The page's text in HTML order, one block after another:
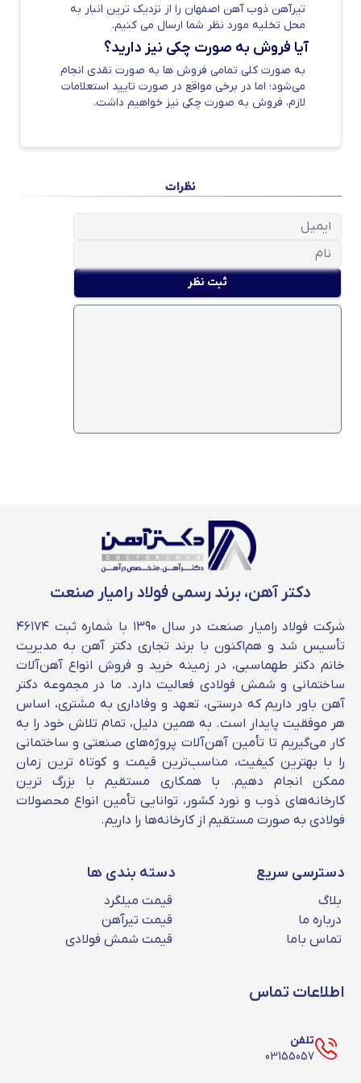
22 اشاره کرد.
عوامل موثر بر قیمت تیرآهن ذوبی
قیمت تیرآهن اصفهان در بازار ایران به عوامل
متعددی بستگی دارد که از جمله مهمترین عوامل
عوامل موثر بر قیمت آهن آلات
اصفهان بر اساس اندازه محصول تغییر می‌کند.
محصولات تولید شده در این کارخانه از جمله
مشاهده کنید. این علامت نشان دهنده کیفیت،
اصالت و برند کارخانه ذوب آهن است.
قیمت تیرآهن 14 ذوب آهن
یکی از پرکاربرد ترین تیرآهن‌های ذوبی،
تیرآهن 14
ذوب آهناست. از آنجایی که این سایز از تیرآهن
وزن متوسطی دارد در پروژه‌های مختلف مورد
استفاده قرار می‌گیرد. یکی از ویژگی‌های
تیرآهن‌های ذوب آهن، نزدیک بودن وزن آنها به
جدول اشتال است. شما می‌توانید برای اطلاع از
قیمت تیرآهن 14 ذوب آهن با کارشناسان ما
قیمت تیرآهن 16 ذوب آهن
به عوامل زیادی
وابسته است و تحت تاثیر این عوامل به صورت
روزانه تغییر می‌کند. شما می‌توانید قیمت روز این
در جدول را مشاهده کنید. برای بررسی تغییرات
شماره‌های درج شده در سایت تماس بگیرید.
تیرآهن ذوب آهن اصفهان را از نزدیک ترین انبار به
محل تخلیه مورد نظر شما ارسال می کنیم.
آیا فروش به صورت چکی نیز دارید؟
به صورت کلی تمامی فروش ها به صورت نقدی انجام
می‌شود؛ اما در برخی مواقع در صورت تایید استعلامات
لازم، فروش به صورت چکی نیز خواهیم داشت.
نظرات
ثبت نظر
دکتر آهن، برند رسمی فولاد رامیار صنعت
شرکت فولاد رامیار صنعت در سال ۱۳۹۰ با شماره ثبت ۴۶۱۷۴
تأسیس شد و هم‌اکنون با برند تجاری دکتر آهن به مدیریت
خانم دکتر طهماسبی، در زمینه خرید و فروش انواع آهن‌آلات
ساختمانی و شمش فولادی فعالیت دارد. ما در مجموعه دکتر
آهن باور داریم که درستی، تعهد و وفاداری به مشتری، اساس
هر موفقیت پایدار است. به همین دلیل، تمام تلاش خود را به
کار می‌گیریم تا تأمین آهن‌آلات پروژه‌های صنعتی و ساختمانی
را با بهترین کیفیت، مناسب‌ترین قیمت و کوتاه‌ ترین زمان
ممکن انجام دهیم. با همکاری مستقیم با بزرگ‌ ترین
کارخانه‌های ذوب و نورد کشور، توانایی تأمین انواع محصولات
فولادی به‌ صورت مستقیم از کارخانه‌ها را داریم.
دسترسی سریع
بلاگ
درباره ما
تماس باما
دسته بندی ها
قیمت میلگرد
قیمت تیرآهن
قیمت شمش فولادی
اطلاعات تماس
تلفن
03155057